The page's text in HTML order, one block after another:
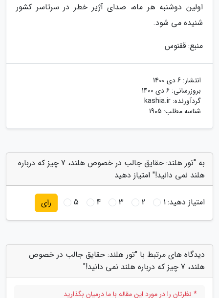
اولین دوشنبه هر ماه، صدای آژیر خطر در سرتاسر کشور
شنیده می شود.
منبع: ققنوس
انتشار: 6 دی 1400
بروزرسانی: 6 دی 1400
گردآورنده: kashia.ir
شناسه مطلب: 1905
به "تور هلند: حقایق جالب در خصوص هلند، 7 چیز که درباره
هلند نمی دانید!" امتیاز دهید
امتیاز دهید:1
2
3
4
5 رای
دیدگاه های مرتبط با "تور هلند: حقایق جالب در خصوص
هلند، 7 چیز که درباره هلند نمی دانید!"
* نظرتان را در مورد این مقاله با ما درمیان بگذارید